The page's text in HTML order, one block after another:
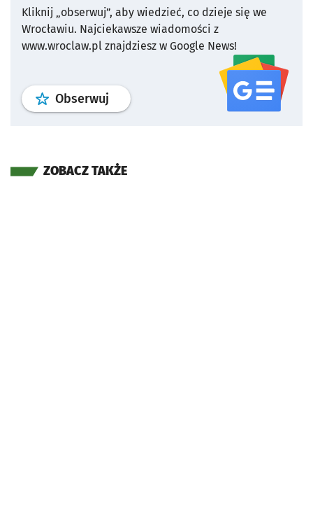
Kliknij „obserwuj”, aby wiedzieć, co dzieje się we
Wrocławiu. Najciekawsze wiadomości z
www.wroclaw.pl znajdziesz w Google News!
Obserwuj profil serwisu
ZOBACZ TAKŻE